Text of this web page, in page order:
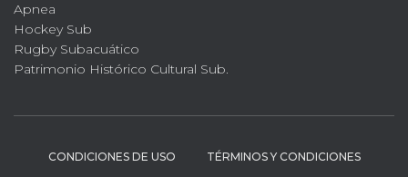
Apnea
Hockey Sub
Rugby Subacuático
Patrimonio Histórico Cultural Sub.
CONDICIONES DE USO TÉRMINOS Y CONDICIONES